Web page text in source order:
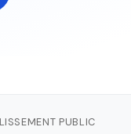
PUBLIC